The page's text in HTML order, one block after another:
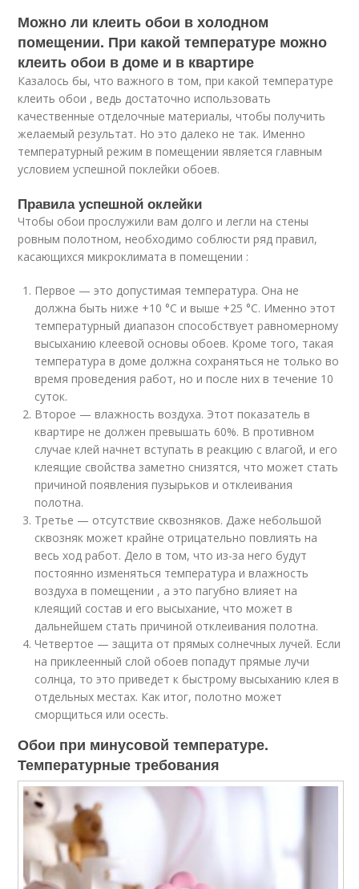
Можно ли клеить обои в холодном
помещении. При какой температуре можно
клеить обои в доме и в квартире
Казалось бы, что важного в том, при какой температуре
клеить обои , ведь достаточно использовать
качественные отделочные материалы, чтобы получить
желаемый результат. Но это далеко не так. Именно
температурный режим в помещении является главным
условием успешной поклейки обоев.
Правила успешной оклейки
Чтобы обои прослужили вам долго и легли на стены
ровным полотном, необходимо соблюсти ряд правил,
касающихся микроклимата в помещении :
Первое — это допустимая температура. Она не
должна быть ниже +10 °C и выше +25 °C. Именно этот
температурный диапазон способствует равномерному
высыханию клеевой основы обоев. Кроме того, такая
температура в доме должна сохраняться не только во
время проведения работ, но и после них в течение 10
суток.
Второе — влажность воздуха. Этот показатель в
квартире не должен превышать 60%. В противном
случае клей начнет вступать в реакцию с влагой, и его
клеящие свойства заметно снизятся, что может стать
причиной появления пузырьков и отклеивания
полотна.
Третье — отсутствие сквозняков. Даже небольшой
сквозняк может крайне отрицательно повлиять на
весь ход работ. Дело в том, что из-за него будут
постоянно изменяться температура и влажность
воздуха в помещении , а это пагубно влияет на
клеящий состав и его высыхание, что может в
дальнейшем стать причиной отклеивания полотна.
Четвертое — защита от прямых солнечных лучей. Если
на приклеенный слой обоев попадут прямые лучи
солнца, то это приведет к быстрому высыханию клея в
отдельных местах. Как итог, полотно может
сморщиться или осесть.
Обои при минусовой температуре.
Температурные требования